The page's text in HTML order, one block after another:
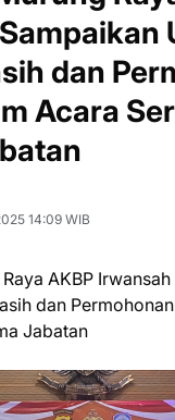
dan
Acara
14:09 WIB
AKBP
dan
Jabatan